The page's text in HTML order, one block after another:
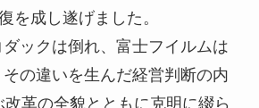
を成し遂げました。
ックは倒れ、富士フイルムは
の違いを生んだ経営判断の内
革の全貌とともに克明に綴ら